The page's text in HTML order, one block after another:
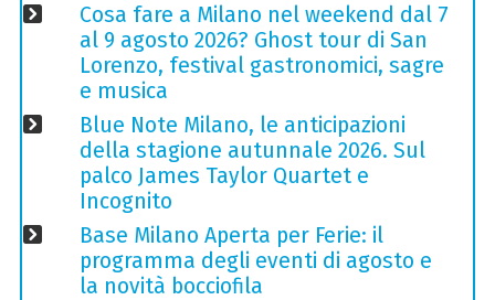
Cosa fare a Milano nel weekend dal 7
al 9 agosto 2026? Ghost tour di San
Lorenzo, festival gastronomici, sagre
e musica
Blue Note Milano, le anticipazioni
della stagione autunnale 2026. Sul
palco James Taylor Quartet e
Incognito
Base Milano Aperta per Ferie: il
programma degli eventi di agosto e
la novità bocciofila